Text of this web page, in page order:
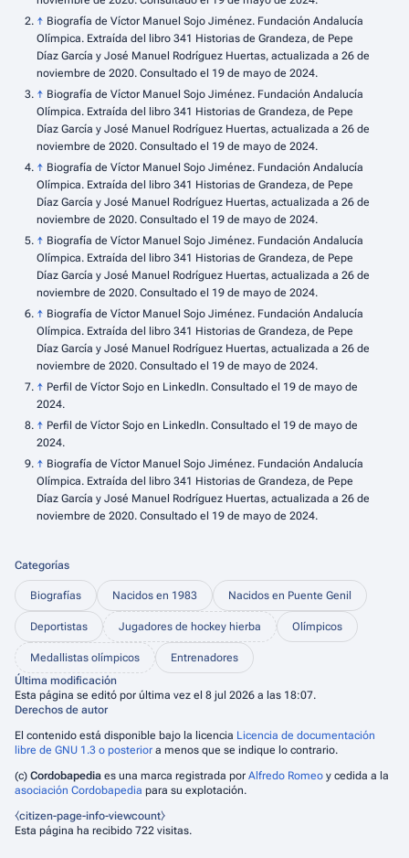
↑ Biografía de Víctor Manuel Sojo Jiménez. Fundación Andalucía
Olímpica. Extraída del libro 341 Historias de Grandeza, de Pepe
Díaz García y José Manuel Rodríguez Huertas, actualizada a 26 de
noviembre de 2020. Consultado el 19 de mayo de 2024.
↑ Biografía de Víctor Manuel Sojo Jiménez. Fundación Andalucía
Olímpica. Extraída del libro 341 Historias de Grandeza, de Pepe
Díaz García y José Manuel Rodríguez Huertas, actualizada a 26 de
noviembre de 2020. Consultado el 19 de mayo de 2024.
↑ Biografía de Víctor Manuel Sojo Jiménez. Fundación Andalucía
Olímpica. Extraída del libro 341 Historias de Grandeza, de Pepe
Díaz García y José Manuel Rodríguez Huertas, actualizada a 26 de
noviembre de 2020. Consultado el 19 de mayo de 2024.
↑ Biografía de Víctor Manuel Sojo Jiménez. Fundación Andalucía
Olímpica. Extraída del libro 341 Historias de Grandeza, de Pepe
Díaz García y José Manuel Rodríguez Huertas, actualizada a 26 de
noviembre de 2020. Consultado el 19 de mayo de 2024.
↑ Biografía de Víctor Manuel Sojo Jiménez. Fundación Andalucía
Olímpica. Extraída del libro 341 Historias de Grandeza, de Pepe
Díaz García y José Manuel Rodríguez Huertas, actualizada a 26 de
noviembre de 2020. Consultado el 19 de mayo de 2024.
↑ Perfil de Víctor Sojo en LinkedIn. Consultado el 19 de mayo de
2024.
↑ Perfil de Víctor Sojo en LinkedIn. Consultado el 19 de mayo de
2024.
↑ Biografía de Víctor Manuel Sojo Jiménez. Fundación Andalucía
Olímpica. Extraída del libro 341 Historias de Grandeza, de Pepe
Díaz García y José Manuel Rodríguez Huertas, actualizada a 26 de
noviembre de 2020. Consultado el 19 de mayo de 2024.
Categorías
Biografías Nacidos en 1983 Nacidos en Puente Genil
Deportistas Jugadores de hockey hierba Olímpicos
Medallistas olímpicos
Entrenadores
Última modificación
Esta página se editó por última vez el 8 jul 2026 a las 18:07.
Derechos de autor
El contenido está disponible bajo la licencia Licencia de documentación
libre de GNU 1.3 o posterior a menos que se indique lo contrario.
(c) Cordobapedia es una marca registrada por Alfredo Romeo y cedida a la
asociación Cordobapedia para su explotación.
⧼citizen-page-info-viewcount⧽
Esta página ha recibido 722 visitas.